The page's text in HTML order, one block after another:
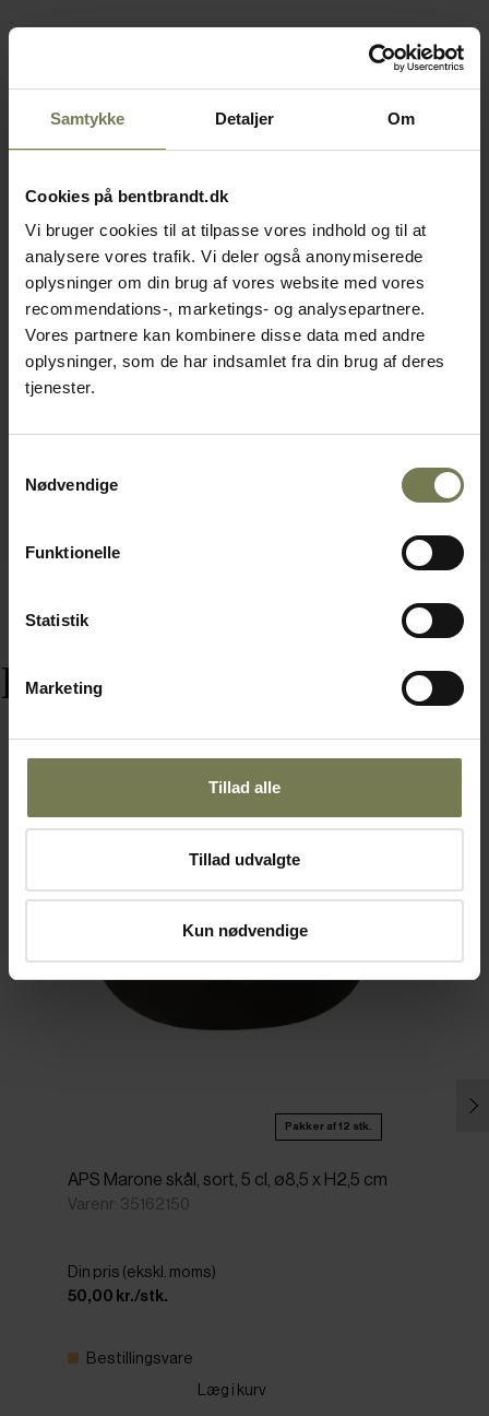
Samtykke Detaljer Om
Cookies på bentbrandt.dk
Vi bruger cookies til at tilpasse vores indhold og til at
analysere vores trafik. Vi deler også anonymiserede
oplysninger om din brug af vores website med vores
recommendations-, marketings- og analysepartnere.
Vores partnere kan kombinere disse data med andre
oplysninger, som de har indsamlet fra din brug af deres
tjenester.
Nødvendige
Funktionelle
Statistik
Marketing
Tillad alle
Tillad udvalgte
Kun nødvendige
Relaterede varer
Pakker af 12 stk.
APS Marone skål, sort, 5 cl, ø8,5 x H2,5 cm
Varenr: 35162150
Din pris (ekskl. moms)
50,00 kr./stk.
Bestillingsvare
Læg i kurv